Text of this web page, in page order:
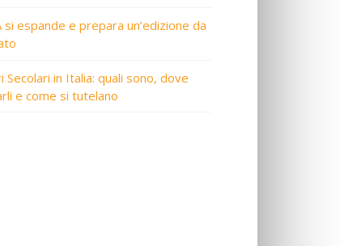
si espande e prepara un’edizione da
Secolari in Italia: quali sono, dove
e come si tutelano